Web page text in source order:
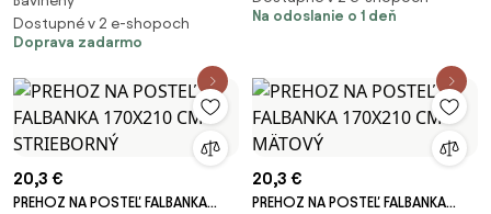
Ružová
Dostupné v 2 e-shopoch
Doprava zadarmo
Na odoslanie o 1 deň
20,3 €
PREHOZ NA POSTEĽ FALBANKA
20,3 €
PREHOZ NA POSTEĽ FALBANKA